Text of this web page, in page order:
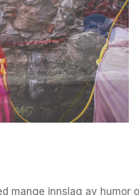
mange innslag av